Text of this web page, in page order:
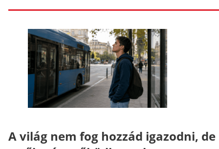
A világ nem fog hozzád igazodni, de